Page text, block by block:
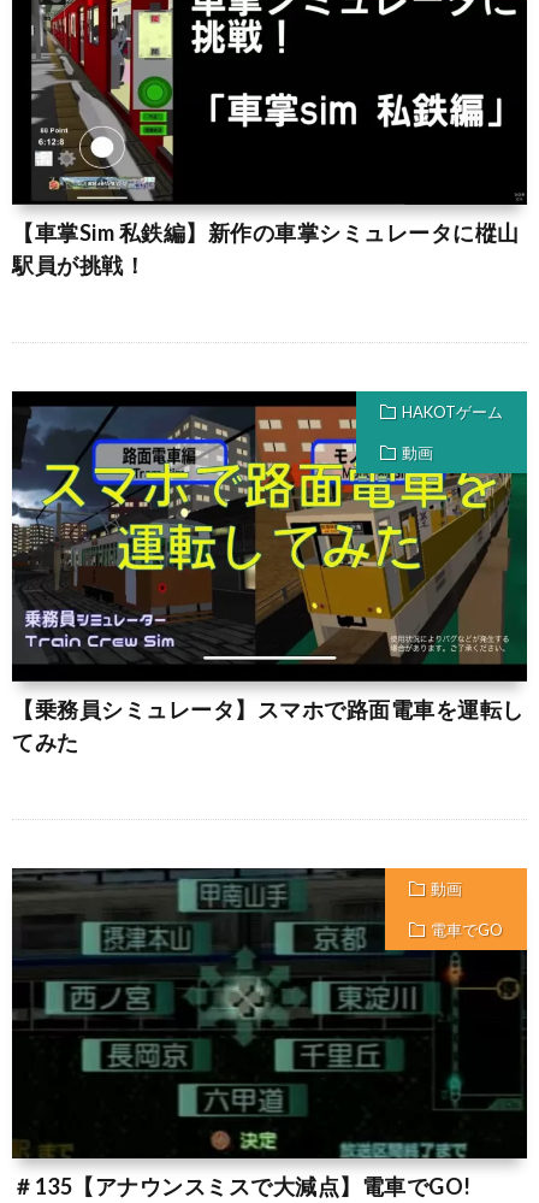
【車掌Sim 私鉄編】新作の車掌シミュレータに樅山
駅員が挑戦！
HAKOTゲーム
動画
【乗務員シミュレータ】スマホで路面電車を運転し
てみた
動画
電車でGO
＃135【アナウンスミスで大減点】電車でGO!